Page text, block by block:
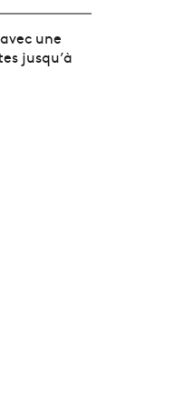
une
jusqu’à